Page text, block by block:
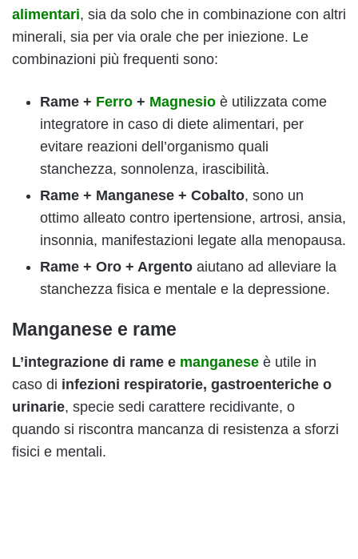
alimentari, sia da solo che in combinazione con altri
minerali, sia per via orale che per iniezione. Le
combinazioni più frequenti sono:
Rame + Ferro + Magnesio è utilizzata come
integratore in caso di diete alimentari, per
evitare reazioni dell’organismo quali
stanchezza, sonnolenza, irascibilità.
Rame + Manganese + Cobalto, sono un
ottimo alleato contro ipertensione, artrosi, ansia,
insonnia, manifestazioni legate alla menopausa.
Rame + Oro + Argento aiutano ad alleviare la
stanchezza fisica e mentale e la depressione.
Manganese e rame
L’integrazione di rame e manganese è utile in
caso di infezioni respiratorie, gastroenteriche o
urinarie, specie sedi carattere recidivante, o
quando si riscontra mancanza di resistenza a sforzi
fisici e mentali.